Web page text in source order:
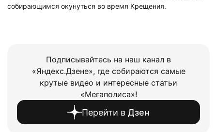
собирающимся окунуться во время Крещения.
Подписывайтесь на наш канал в
«Яндекс.Дзене», где собираются самые
крутые видео и интересные статьи
«Мегаполиса»!
Перейти в Дзен